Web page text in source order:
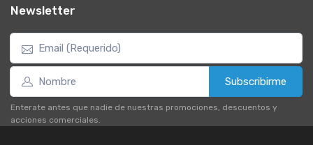
Newsletter
Subscribirme
Enterate antes que nadie de nuestras promociones, descuentos y
acciones comerciales.